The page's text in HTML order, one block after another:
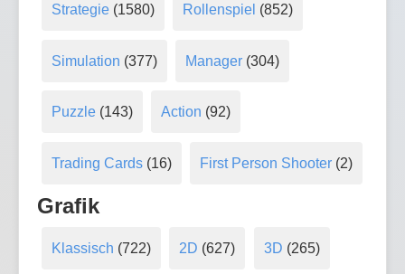
Strategie(1580) Rollenspiel (852)
Simulation (377) Manager (304)
Puzzle(143) Action (92)
Trading Cards(16) First Person Shooter (2)
Grafik
Klassisch (722) 2D (627) 3D (265)